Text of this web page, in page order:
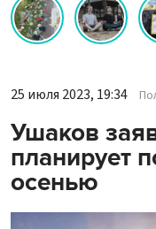
25 июля 2023, 19:34
Ушаков
планирует
осенью